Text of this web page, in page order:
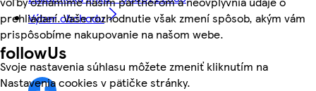
prehliadaní. Vaše rozhodnutie však zmení spôsob, akým vám
prispôsobíme nakupovanie na našom webe.
Svoje nastavenia súhlasu môžete zmeniť kliknutím na
Nastavenia cookies v pätičke stránky.
Výber obchodu
followUs